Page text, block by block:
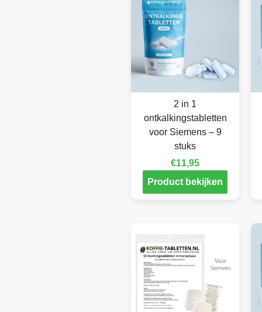
2 in 1
ontkalkingstabletten
voor Siemens – 9
stuks
€11,95
Product bekijken